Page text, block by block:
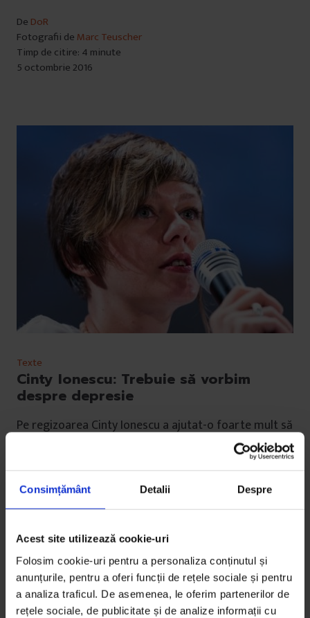
Consimțământ Detalii Despre
Acest site utilizează cookie-uri
Folosim cookie-uri pentru a personaliza conținutul și
anunțurile, pentru a oferi funcții de rețele sociale și pentru
a analiza traficul. De asemenea, le oferim partenerilor de
rețele sociale, de publicitate și de analize informații cu
De DoR
Fotografii de Marc Teuscher
Timp de citire: 4 minute
5 octombrie 2016
Texte
Cinty Ionescu: Trebuie să vorbim
despre depresie
Pe regizoarea Cinty Ionescu a ajutat-o foarte mult să
vorbească cu oameni care suferă de depresie și a
DeIrina Tacu
Fotografie deCătălin Georgescu
17 septembrie 2016